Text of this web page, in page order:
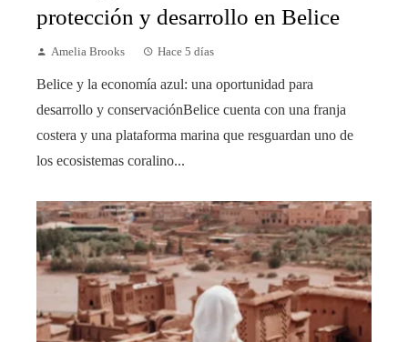
protección y desarrollo en Belice
Amelia Brooks Hace 5 días
Belice y la economía azul: una oportunidad para
desarrollo y conservaciónBelice cuenta con una franja
costera y una plataforma marina que resguardan uno de
los ecosistemas coralino...